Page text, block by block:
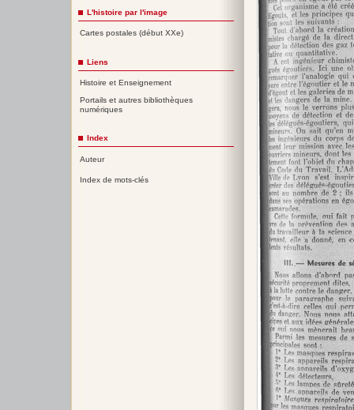
L'histoire par l'image
Cartes postales (début XXe)
Liens
Histoire et Enseignement
Portails et autres bibliothèques
numériques
Index
Auteur
Index de mots-clés